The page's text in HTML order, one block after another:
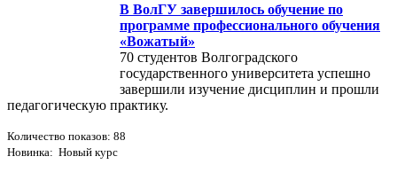
В ВолГУ завершилось обучение по
программе профессионального обучения
«Вожатый»
70 студентов Волгоградского
государственного университета успешно
завершили изучение дисциплин и прошли
педагогическую практику.
Количество показов: 88
Новинка: Новый курс